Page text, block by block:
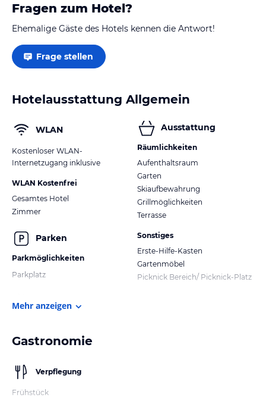
Fragen zum Hotel?
Ehemalige Gäste des Hotels kennen die Antwort!
Frage stellen
Hotelausstattung Allgemein
WLAN
Kostenloser WLAN-
Internetzugang inklusive
WLAN Kostenfrei
Gesamtes Hotel
Zimmer
Parken
Parkmöglichkeiten
Parkplatz
Ausstattung
Räumlichkeiten
Aufenthaltsraum
Garten
Skiaufbewahrung
Grillmöglichkeiten
Terrasse
Sonstiges
Erste-Hilfe-Kasten
Gartenmöbel
Picknick Bereich/ Picknick-Platz
Mehr anzeigen
Gastronomie
Verpflegung
Frühstück